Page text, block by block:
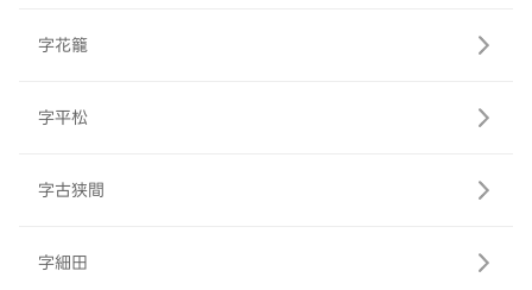
字花籠
字平松
字古狭間
字細田